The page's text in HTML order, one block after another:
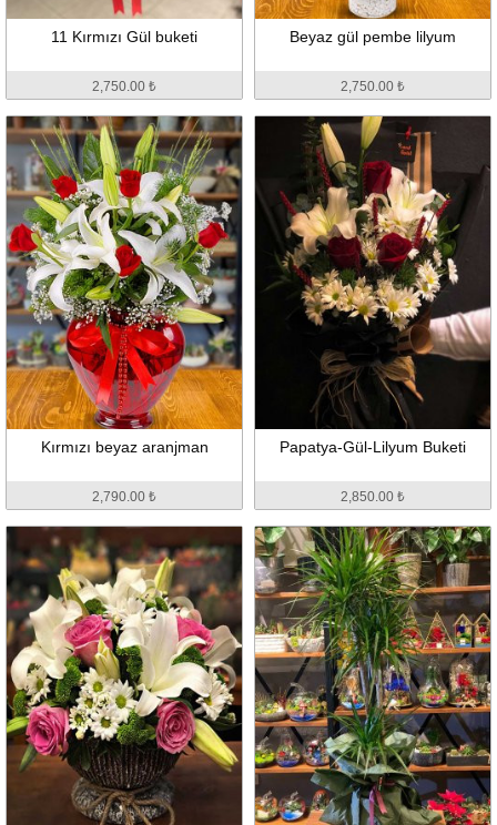
11 Kırmızı Gül buketi
2,750.00 ₺
Beyaz gül pembe lilyum
2,750.00 ₺
Kırmızı beyaz aranjman
2,790.00 ₺
Papatya-Gül-Lilyum Buketi
2,850.00 ₺